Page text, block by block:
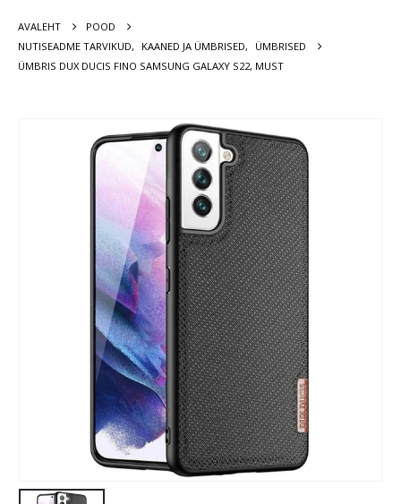
AVALEHT
POOD
NUTISEADME TARVIKUD, KAANED JA ÜMBRISED,
ÜMBRISED
ÜMBRIS DUX DUCIS FINO SAMSUNG GALAXY S22, MUST